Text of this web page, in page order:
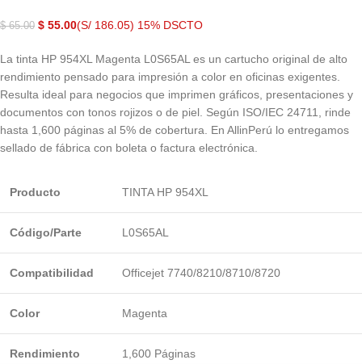
$65.00 $ 55.00(S/ 186.05) 15% DSCTO
La tinta HP 954XL Magenta L0S65AL es un cartucho original de alto
rendimiento pensado para impresión a color en oficinas exigentes.
Resulta ideal para negocios que imprimen gráficos, presentaciones y
documentos con tonos rojizos o de piel. Según ISO/IEC 24711, rinde
hasta 1,600 páginas al 5% de cobertura. En AllinPerú lo entregamos
sellado de fábrica con boleta o factura electrónica.
Producto TINTA HP 954XL
Código/Parte L0S65AL
Compatibilidad Officejet 7740/8210/8710/8720
Color Magenta
Rendimiento 1,600 Páginas